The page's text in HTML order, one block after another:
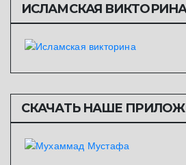
ИСЛАМСКАЯ ВИКТОРИНА
СКАЧАТЬ НАШЕ